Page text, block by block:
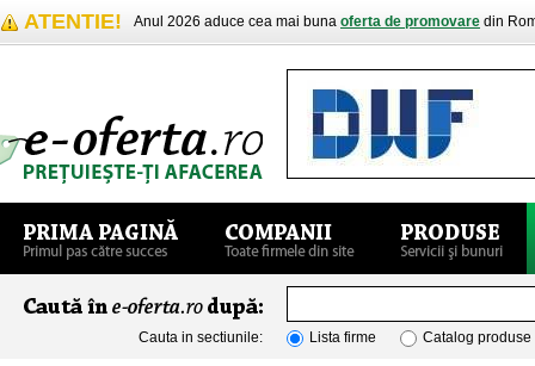
ATENTIE! Anul 2026 aduce cea mai buna oferta de promovare din
Cauta in sectiunile: Lista firme Catalog produse